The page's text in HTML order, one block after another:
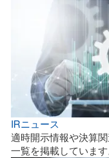
IRニュース
適時開示情報や決算
一覧を掲載しています